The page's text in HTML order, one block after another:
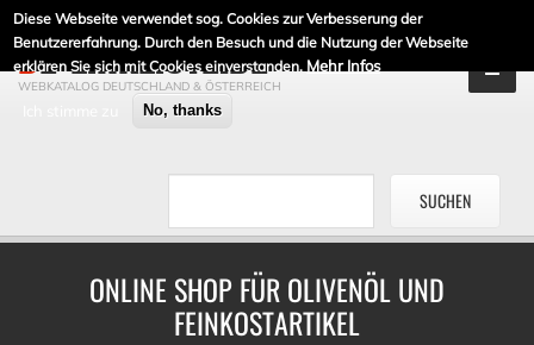
Diese Webseite verwendet sog. Cookies zur Verbesserung der
Benutzererfahrung. Durch den Besuch und die Nutzung der Webseite
erklären Sie sich mit Cookies einverstanden. Mehr Infos
No, thanks
DE-LINKLISTE.DE
WEBKATALOG DEUTSCHLAND & ÖSTERREICH
ONLINE SHOP FÜR OLIVENÖL UND
FEINKOSTARTIKEL